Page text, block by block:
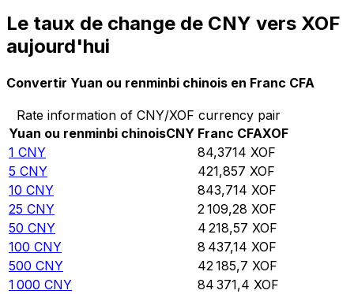
Le taux de change de CNY vers XOF
aujourd'hui
Convertir Yuan ou renminbi chinois en Franc CFA
Rate information of CNY/XOF currency pair
Yuan ou renminbi chinoisCNY Franc CFAXOF
1 CNY 84,3714 XOF
5 CNY 421,857 XOF
10 CNY 843,714 XOF
25 CNY 2 109,28 XOF
50 CNY 4 218,57 XOF
100 CNY 8 437,14 XOF
500 CNY 42 185,7 XOF
1 000 CNY 84 371,4 XOF